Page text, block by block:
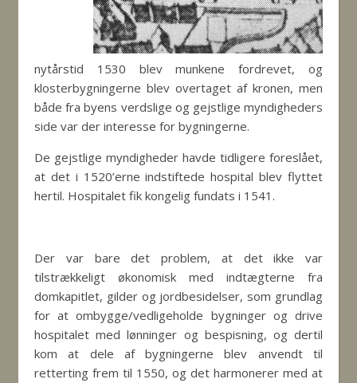
nytårstid 1530 blev munkene fordrevet, og
klosterbygningerne blev overtaget af kronen, men
både fra byens verdslige og gejstlige myndigheders
side var der interesse for bygningerne.
De gejstlige myndigheder havde tidligere foreslået,
at det i 1520’erne indstiftede hospital blev flyttet
hertil. Hospitalet fik kongelig fundats i 1541.
Der var bare det problem, at det ikke var
tilstrækkeligt økonomisk med indtægterne fra
domkapitlet, gilder og jordbesidelser, som grundlag
for at ombygge/vedligeholde bygninger og drive
hospitalet med lønninger og bespisning, og dertil
kom at dele af bygningerne blev anvendt til
retterting frem til 1550, og det harmonerer med at